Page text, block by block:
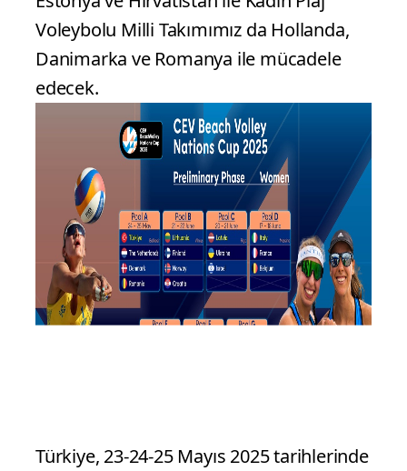
Voleybolu Milli Takımımız da Hollanda,
Danimarka ve Romanya ile mücadele
edecek.
Türkiye, 23-24-25 Mayıs 2025 tarihlerinde